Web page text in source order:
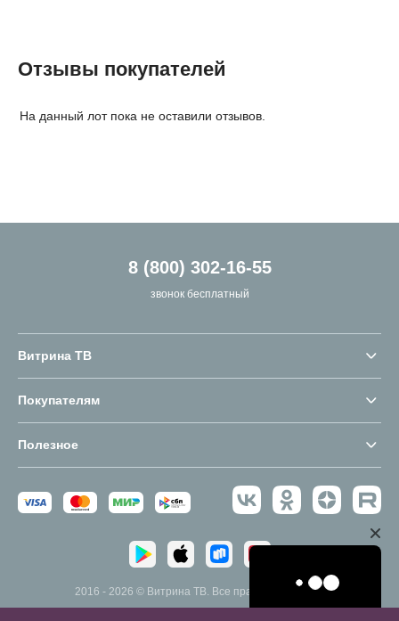
Отзывы покупателей
На данный лот пока не оставили отзывов.
8 (800) 302-16-55
звонок бесплатный
Витрина ТВ
Покупателям
Полезное
2016 - 2026 © Витрина ТВ. Все права защищены.